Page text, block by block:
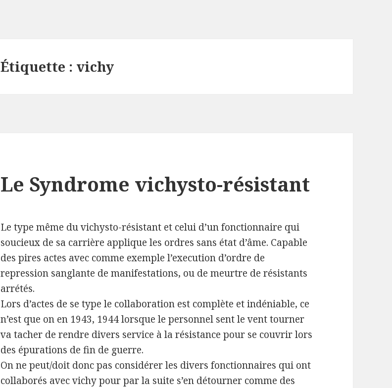
Étiquette : vichy
Le Syndrome vichysto-résistant
Le type même du vichysto-résistant et celui d’un fonctionnaire qui
soucieux de sa carrière applique les ordres sans état d’âme. Capable
des pires actes avec comme exemple l’execution d’ordre de
repression sanglante de manifestations, ou de meurtre de résistants
arrétés.
Lors d’actes de se type le collaboration est complète et indéniable, ce
n’est que on en 1943, 1944 lorsque le personnel sent le vent tourner
va tacher de rendre divers service à la résistance pour se couvrir lors
des épurations de fin de guerre.
On ne peut/doit donc pas considérer les divers fonctionnaires qui ont
collaborés avec vichy pour par la suite s’en détourner comme des